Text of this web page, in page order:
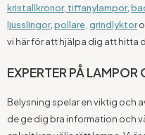
kristallkronor, tiffanylampor,
ljusslingor,pollare,grindlyktor
vi här för att hjälpa dig att hitta
EXPERTER PÅ LAMPOR
Belysning spelar en viktig och
de ge dig bra information och